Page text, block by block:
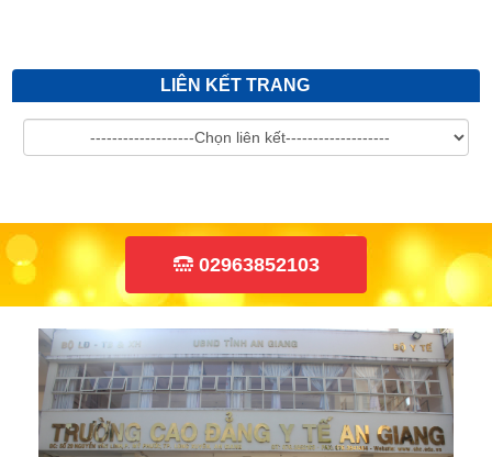
LIÊN KẾT TRANG
02963852103